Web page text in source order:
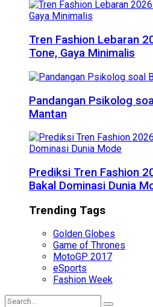
Tren Fashion Lebaran
Tone, Gaya Minimalis
Pandangan Psikolog
Mantan
Prediksi Tren Fashion
Bakal Dominasi Dunia
Trending Tags
Golden Globes
Game of Thrones
MotoGP 2017
eSports
Fashion Week